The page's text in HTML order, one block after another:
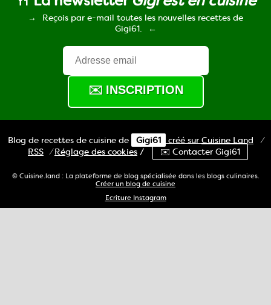
Reçois par e-mail toutes les nouvelles recettes de
Gigi61.
Blog de recettes de cuisine de Gigi61 créé sur Cuisine Land
⁄
RSS ⁄Réglage des cookies / ✉️ Contacter Gigi61
© Cuisine.land : La plateforme de blog spécialisée dans les blogs culinaires.
Créer un blog de cuisine
Ecriture Instagram